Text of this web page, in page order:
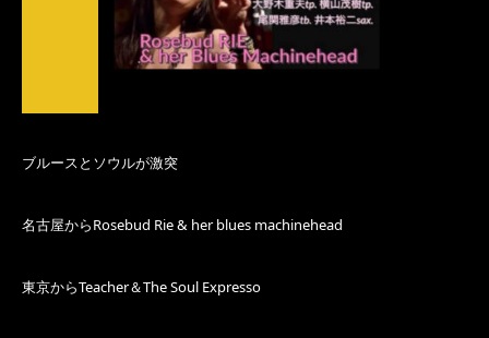
ブルースとソウルが激突
名古屋からRosebud Rie & her blues machinehead
東京からTeacher＆The Soul Expresso